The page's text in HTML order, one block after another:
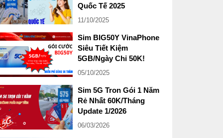
Quốc Tế 2025
11/10/2025
Sim BIG50Y VinaPhone
Siêu Tiết Kiệm
5GB/Ngày Chỉ 50K!
05/10/2025
Sim 5G Tron Gói 1 Năm
Rẻ Nhất 60K/Tháng
Update 1/2026
06/03/2026